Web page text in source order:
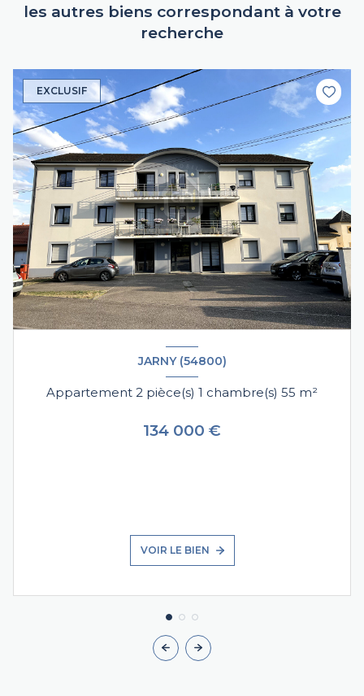
les autres biens correspondant à votre
recherche
EXCLUSIF
JARNY (54800)
Appartement 2 pièce(s) 1 chambre(s) 55 m²
134 000 €
VOIR LE BIEN